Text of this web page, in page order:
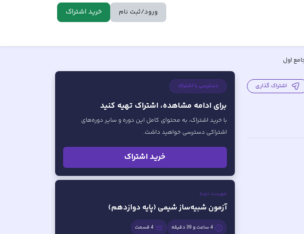
ورود/ثبت نام خرید اشتراک
اول
اشتراک گذاری دسترسی با اشتراک
برای ادامه مشاهده، اشتراک تهیه کنید
با خرید اشتراک، به محتوای کامل این دوره و سایر دوره‌های
اشتراکی دسترسی خواهید داشت.
خرید اشتراک
فهرست دوره
آزمون شبیه‌ساز شیمی (پایه دوازدهم)
4 ساعت و 39 دقیقه 4قسمت